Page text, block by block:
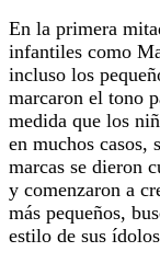
En la primera
infantiles como
incluso los
marcaron el tono
medida que los
en muchos casos,
marcas se dieron
y comenzaron a
más pequeños,
estilo de sus